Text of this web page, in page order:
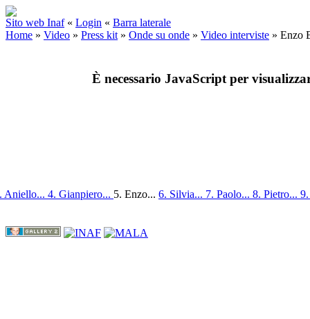
Sito web Inaf « Login « Barra laterale
Home » Video » Press kit » Onde su onde » Video interviste » Enzo
È necessario JavaScript per
Aniello... 4. Gianpiero... 5. Enzo... 6. Silvia... 7. Paolo... 8. Pietro...